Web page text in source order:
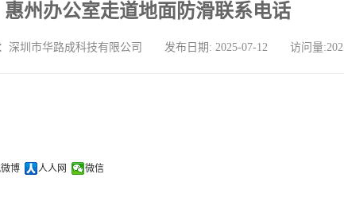
惠州办公室走道地面防滑联系电话
深圳市华路成科技有限公司 发布日期: 2025-07-12 访问量:202
博 人人网 微信